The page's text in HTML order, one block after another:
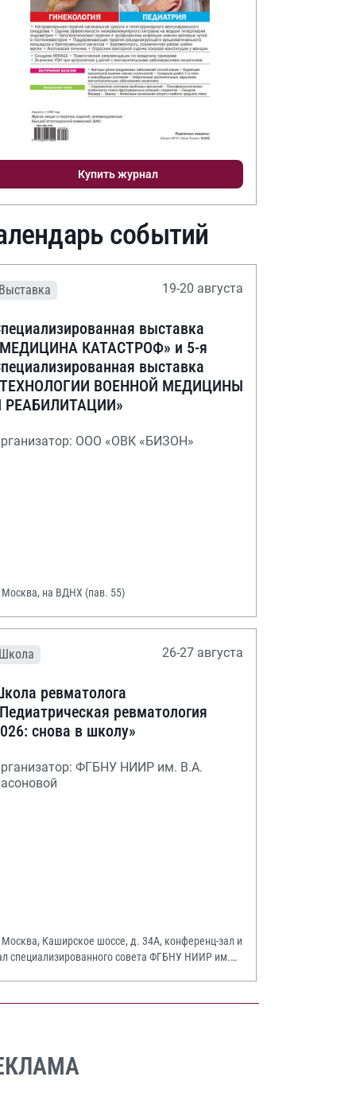
Купить журнал
событий
Выставка 19-20 августа
выставка
КАТАСТРОФ» и 5-я
выставка
ВОЕННОЙ МЕДИЦИНЫ
РЕАБИЛИТАЦИИ»
ООО «ОВК «БИЗОН»
Москва, на ВДНХ (пав. 55)
Школа 26-27 августа
ревматолога
ревматология
снова в школу»
ФГБНУ НИИР им. В.А.
Москва, Каширское шоссе, д. 34А, конференц-зал и
специализированного совета ФГБНУ НИИР им.